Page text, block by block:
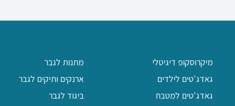
מיקרוסקופ דיגיטלי
גאדג'טים לילדים
גאדג'טים למטבח
מתנות לגבר
ארנקים ותיקים לגבר
ביגוד לגבר